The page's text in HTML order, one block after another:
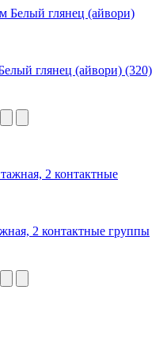
глянец (айвори) (320)
2 контактные группы